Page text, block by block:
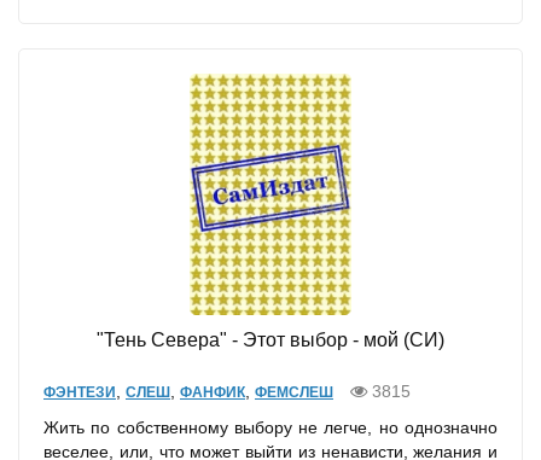
"Тень Севера" - Этот выбор - мой (СИ)
ФЭНТЕЗИ СЛЕШ ФАНФИК ФЕМСЛЕШ
3815
Жить по собственному выбору не легче, но однозначно
веселее, или, что может выйти из ненависти, желания и